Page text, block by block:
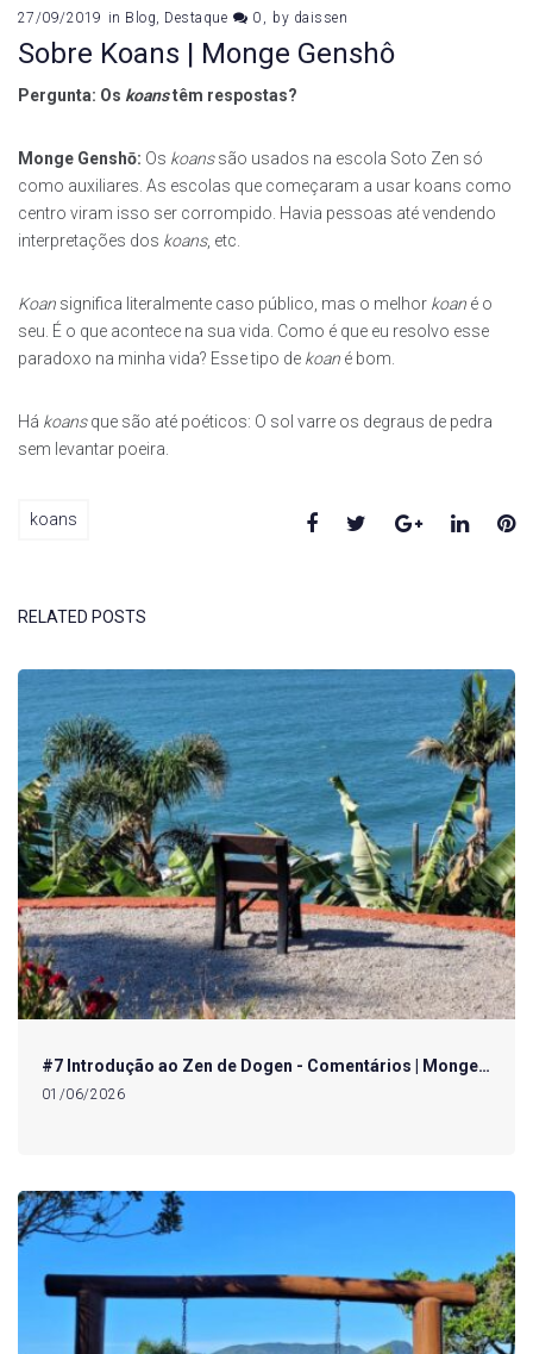
27/09/2019 in Blog, Destaque 0 by daissen
Sobre Koans | Monge Genshô
Pergunta: Os koanstêm respostas?
Monge Genshō: Os koanssão usados na escola Soto Zen só
como auxiliares. As escolas que começaram a usar koans como
centro viram isso ser corrompido. Havia pessoas até vendendo
interpretações dos koans, etc.
Koan significa literalmente caso público, mas o melhor koan é o
seu. É o que acontece na sua vida. Como é que eu resolvo esse
paradoxo na minha vida? Esse tipo de koan é bom.
Há koansque são até poéticos: O sol varre os degraus de pedra
sem levantar poeira.
koans Facebook
TwitterGoogle+
RELATED POSTS
#7 Introdução ao Zen de Dogen - Comentários | Monge…
01/06/2026